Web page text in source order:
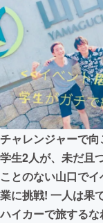
テクノ
映像・
ビジネ
まちづ
チャレンジャーで
学生2人が、未だ且
ことのない山口で
業に挑戦! 一人は果
ハイカーで旅する